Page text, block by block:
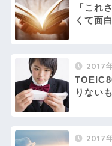
「これ
くて面
2017
りない
2017